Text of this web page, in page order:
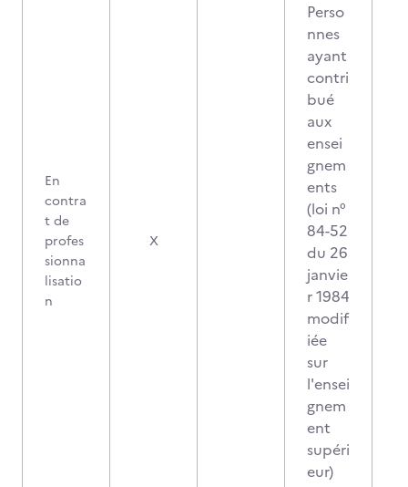
En
contra
t de
profes
sionna
lisatio
n
X
Perso
nnes
ayant
contri
bué
aux
ensei
gnem
ents
(loi n°
84-52
du 26
janvie
r 1984
modif
iée
sur
l'ensei
gnem
ent
supéri
eur)